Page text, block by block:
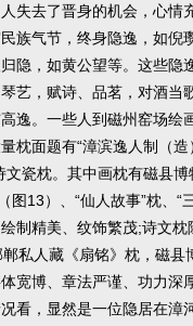
失去了晋身的机会，心情
族气节，终身隐逸，如倪
隐，如黄公望等。这些隐
艺，赋诗、品茗，对酒当
逸。一些人到磁州窑场绘
枕面题有“漳滨逸人制（造
文瓷枕。其中画枕有磁县
图13）、“仙人故事”枕、“
制精美、纹饰繁茂;诗文枕
私人藏《扇铭》枕，磁县
宽博、章法严谨、功力深
看，显然是一位隐居在漳